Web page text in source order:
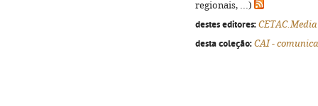
regionais, ...)
destes editores: CETAC.Media
desta coleção: CAI -